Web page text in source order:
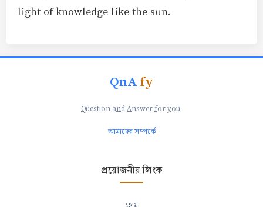
light of knowledge like the sun.
QnAfy
Question andAnswer foryou.
আমাদের সম্পর্কে
প্রয়োজনীয় লিংক